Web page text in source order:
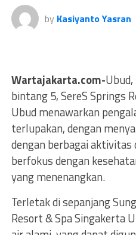
by Kasiyanto Yasran
Wartajakarta.com-
bintang 5, SereS Springs
Ubud menawarkan
terlupakan, dengan
dengan berbagai
berfokus dengan
yang menenangkan.
Terletak di sepanjang
Resort & Spa Singakerta